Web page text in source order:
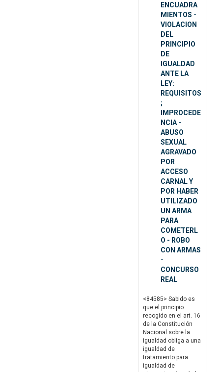
ENCUADRA
MIENTOS -
VIOLACION
DEL
PRINCIPIO
DE
IGUALDAD
ANTE LA
LEY:
REQUISITOS
;
IMPROCEDE
NCIA -
ABUSO
SEXUAL
AGRAVADO
POR
ACCESO
CARNAL Y
POR HABER
UTILIZADO
UN ARMA
PARA
COMETERL
O - ROBO
CON ARMAS
-
CONCURSO
REAL
<84585> Sabido es
que el principio
recogido en el art. 16
de la Constitución
Nacional sobre la
igualdad obliga a una
igualdad de
tratamiento para
igualdad de